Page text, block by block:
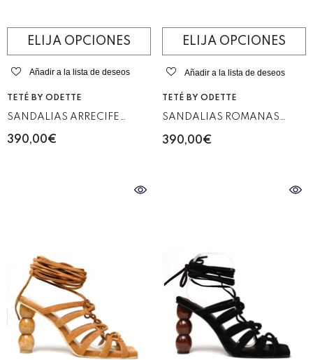
ELIJA OPCIONES
Añadir a la lista de deseos
VENDEDOR:
TETÉ BY ODETTE
SANDALIAS ARRECIFE
HUESO
390,00€
ELIJA OPCIONES
Añadir a la lista de deseos
VENDEDOR:
TETÉ BY ODETTE
SANDALIAS ROMANAS
ANTE NEGRO
390,00€